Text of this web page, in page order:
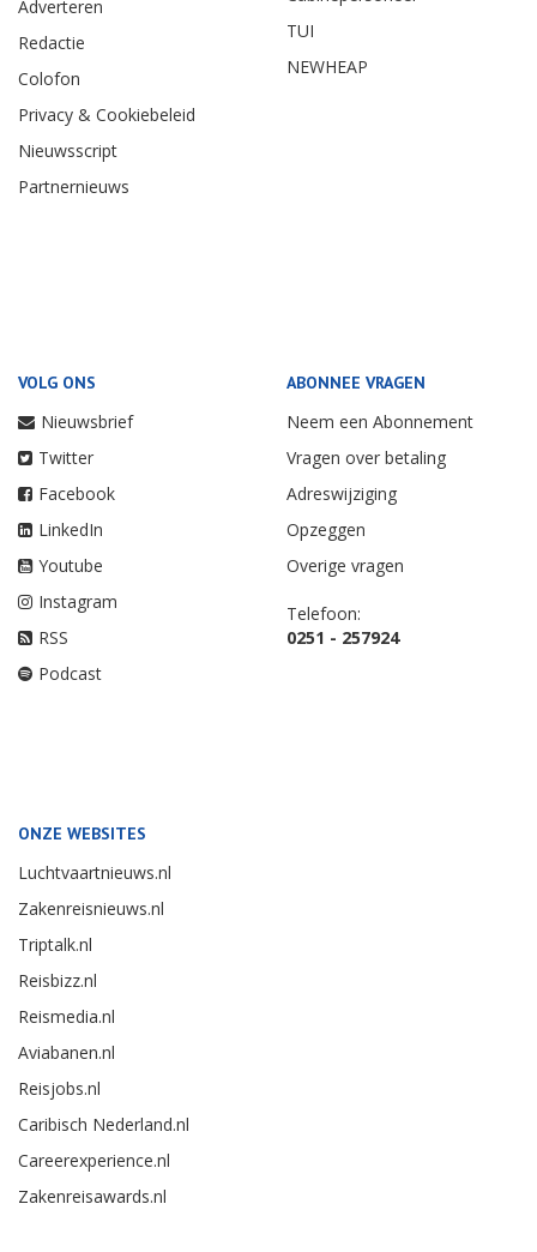
Adverteren
Redactie
Colofon
Privacy & Cookiebeleid
Nieuwsscript
Partnernieuws
TUI
NEWHEAP
VOLG ONS
Nieuwsbrief
Twitter
Facebook
LinkedIn
Youtube
Instagram
RSS
Podcast
ABONNEE VRAGEN
Neem een Abonnement
Vragen over betaling
Adreswijziging
Opzeggen
Overige vragen
Telefoon:
0251 - 257924
ONZE WEBSITES
Luchtvaartnieuws.nl
Zakenreisnieuws.nl
Triptalk.nl
Reisbizz.nl
Reismedia.nl
Aviabanen.nl
Reisjobs.nl
Caribisch Nederland.nl
Careerexperience.nl
Zakenreisawards.nl